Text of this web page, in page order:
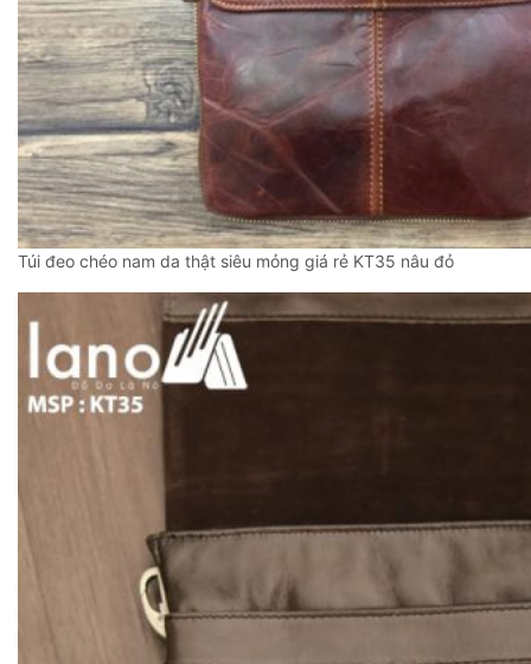
Túi đeo chéo nam da thật siêu mỏng giá rẻ KT35 nâu đỏ